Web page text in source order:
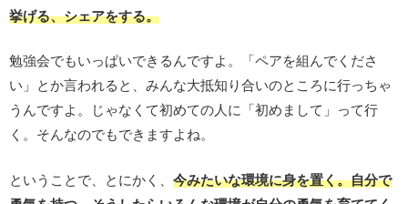
挙げる、シェアをする。
勉強会でもいっぱいできるんですよ。「ペアを組んでくださ
い」とか言われると、みんな大抵知り合いのところに行っちゃ
うんですよ。じゃなくて初めての人に「初めまして」って行
く。そんなのでもできますよね。
ということで、とにかく、 今みたいな環境に身を置く。自分で